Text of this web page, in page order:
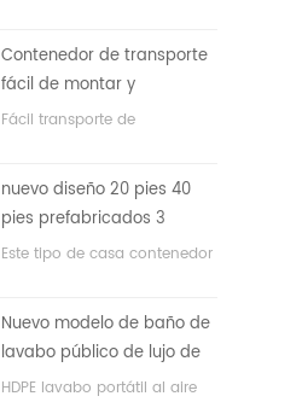
Contenedor de transporte
fácil de montar y
conveniente
Fácil transporte de
nuevo diseño 20 pies 40
pies prefabricados 3
dormitorios pequeña casa
Este tipo de casa contenedor
dormitorios, un baño y con
sistema eléctrico.
Nuevo modelo de baño de
lavabo público de lujo de
plástico HDPE de doble
HDPE lavabo portátil al aire